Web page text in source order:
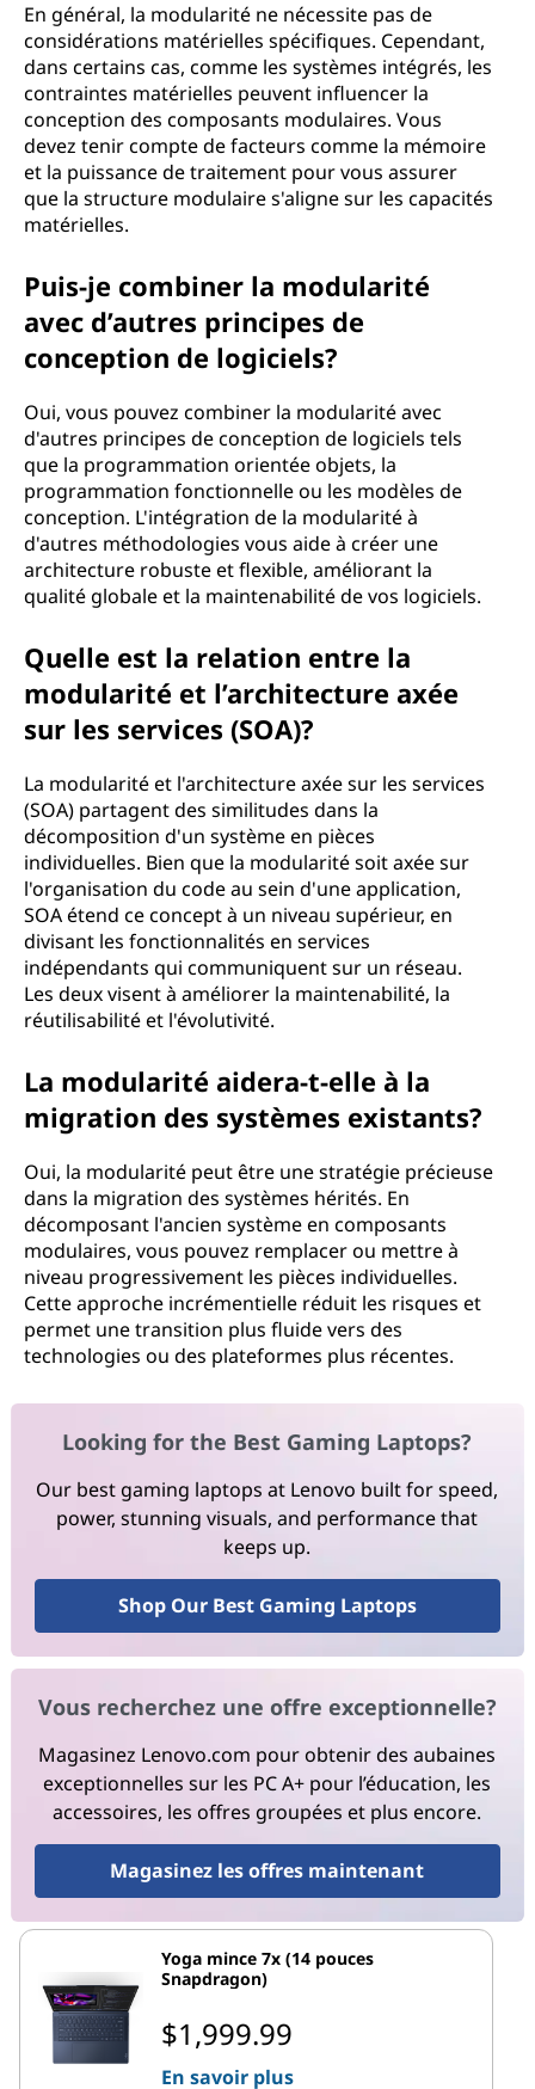
En général, la modularité ne nécessite pas de
considérations matérielles spécifiques. Cependant,
dans certains cas, comme les systèmes intégrés, les
contraintes matérielles peuvent influencer la
conception des composants modulaires. Vous
devez tenir compte de facteurs comme la mémoire
et la puissance de traitement pour vous assurer
que la structure modulaire s'aligne sur les capacités
matérielles.
Puis-je combiner la modularité
avec d’autres principes de
conception de logiciels?
Oui, vous pouvez combiner la modularité avec
d'autres principes de conception de logiciels tels
que la programmation orientée objets, la
programmation fonctionnelle ou les modèles de
conception. L'intégration de la modularité à
d'autres méthodologies vous aide à créer une
architecture robuste et flexible, améliorant la
qualité globale et la maintenabilité de vos logiciels.
Quelle est la relation entre la
modularité et l’architecture axée
sur les services (SOA)?
La modularité et l'architecture axée sur les services
(SOA) partagent des similitudes dans la
décomposition d'un système en pièces
individuelles. Bien que la modularité soit axée sur
l'organisation du code au sein d'une application,
SOA étend ce concept à un niveau supérieur, en
divisant les fonctionnalités en services
indépendants qui communiquent sur un réseau.
Les deux visent à améliorer la maintenabilité, la
réutilisabilité et l'évolutivité.
La modularité aidera-t-elle à la
migration des systèmes existants?
Oui, la modularité peut être une stratégie précieuse
dans la migration des systèmes hérités. En
décomposant l'ancien système en composants
modulaires, vous pouvez remplacer ou mettre à
niveau progressivement les pièces individuelles.
Cette approche incrémentielle réduit les risques et
permet une transition plus fluide vers des
technologies ou des plateformes plus récentes.
Looking for the Best Gaming Laptops?
Our best gaming laptops at Lenovo built for speed,
power, stunning visuals, and performance that
keeps up.
Shop Our Best Gaming Laptops
Vous recherchez une offre exceptionnelle?
Magasinez Lenovo.com pour obtenir des aubaines
exceptionnelles sur les PC A+ pour l’éducation, les
accessoires, les offres groupées et plus encore.
Magasinez les offres maintenant
Yoga mince 7x (14 pouces
Snapdragon)
$1,999.99
En savoir plus